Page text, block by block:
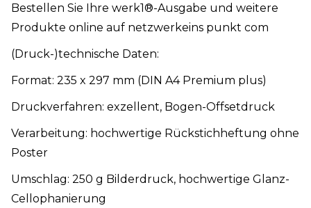
Bestellen Sie Ihre werk1®-Ausgabe und weitere
Produkte online auf netzwerkeins punkt com
(Druck-)technische Daten:
Format: 235 x 297 mm (DIN A4 Premium plus)
Druckverfahren: exzellent, Bogen-Offsetdruck
Verarbeitung: hochwertige Rückstichheftung ohne
Poster
Umschlag: 250 g Bilderdruck, hochwertige Glanz-
Cellophanierung